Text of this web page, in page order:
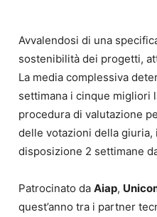
Avvalendosi di una
sostenibilità dei progetti,
La media complessiva
settimana i cinque migliori
procedura di valutazione
delle votazioni della
disposizione 2 settimane
Patrocinato da Aiap,
quest’anno tra i partner